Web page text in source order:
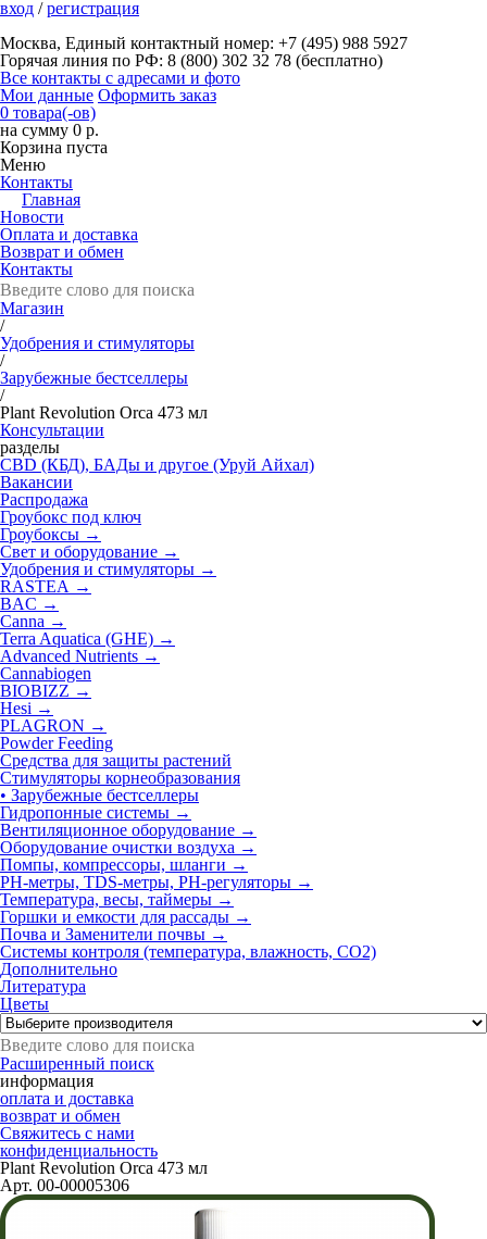
вход /регистрация
Москва, Единый контактный номер: +7 (495) 988 5927
Горячая линия по РФ: 8 (800) 302 32 78 (бесплатно)
Все контакты с адресами и фото
Мои данные Оформить заказ
0 товара(-ов)
на сумму 0 р.
Корзина пуста
Меню
Контакты
Главная
Новости
Оплата и доставка
Возврат и обмен
Контакты
Магазин
/
Удобрения и стимуляторы
/
Зарубежные бестселлеры
/
Plant Revolution Orca 473 мл
Консультации
разделы
CBD (КБД), БАДы и другое (Уруй Айхал)
Вакансии
Распродажа
Гроубокс под ключ
Гроубоксы →
Свет и оборудование →
Удобрения и стимуляторы →
RASTEA →
BAC →
Canna →
Terra Aquatica (GHE) →
Advanced Nutrients →
Cannabiogen
BIOBIZZ →
Hesi →
PLAGRON →
Powder Feeding
Средства для защиты растений
Стимуляторы корнеобразования
• Зарубежные бестселлеры
Гидропонные системы →
Вентиляционное оборудование →
Оборудование очистки воздуха →
Помпы, компрессоры, шланги →
РН-метры, TDS-метры, РН-регуляторы →
Температура, весы, таймеры →
Горшки и емкости для рассады →
Почва и Заменители почвы →
Системы контроля (температура, влажность, СО2)
Дополнительно
Литература
Цветы
Расширенный поиск
информация
оплата и доставка
возврат и обмен
Свяжитесь с нами
конфиденциальность
Plant Revolution Orca 473 мл
Арт. 00-00005306